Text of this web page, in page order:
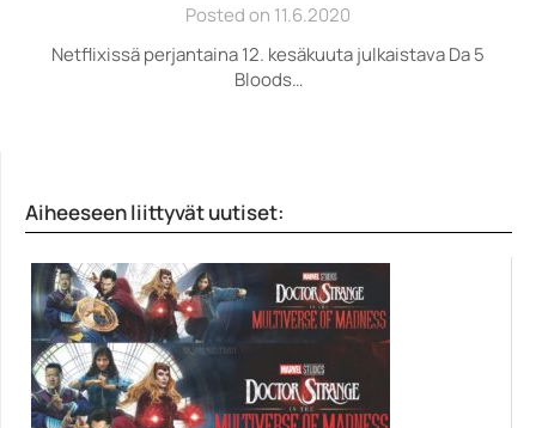
Posted on 11.6.2020
Netflixissä perjantaina 12. kesäkuuta julkaistava Da 5
Bloods…
Aiheeseen liittyvät uutiset: